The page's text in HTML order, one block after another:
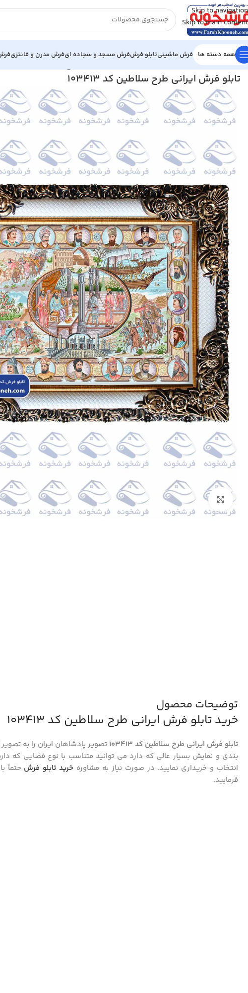
Skip to navigation
Skip to main content
همه دسته ها فرش ماشینیتابلو فرشفرش مسجد و سجاده ایفرش مدرن و فانتزی
خانه/تابلو فرش
تابلو فرش ایرانی طرح سلاطین کد 103413
بزرگنمایی تصویر
توضیحات محصول
خرید تابلو فرش ایرانی طرح سلاطین کد 103413
تابلو فرش ایرانی طرح سلاطین کد 103413 تصویر پادشاهان ایران را به
بندی و نمایش بسیار عالی که دارد می توانید متناسب با نوع فضایی که
انتخاب و خریداری نمایید. در صورت نیاز به مشاوره خرید تابلو فرش حتماً
فرمایید.